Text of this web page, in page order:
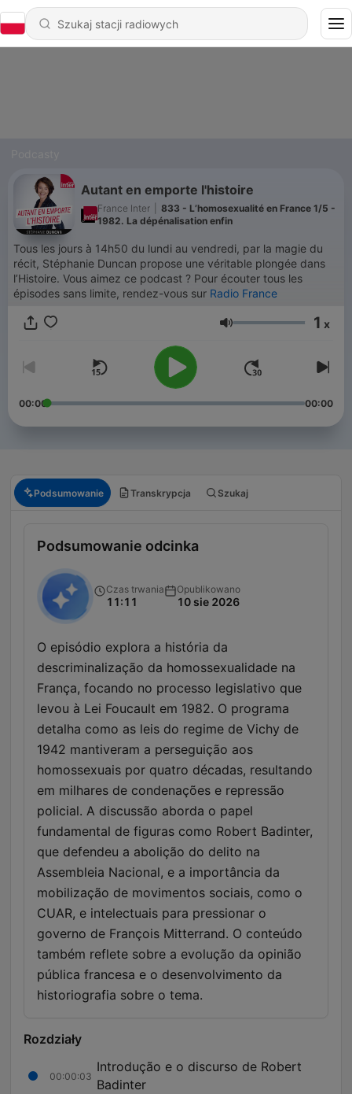
Autant en emporte l'histoire
France Inter
833 - L’homosexualité en France 1/5 -
1982. La dépénalisation enfin
Tous les jours à 14h50 du lundi au vendredi, par la magie du
récit, Stéphanie Duncan propose une véritable plongée dans
l’Histoire. Vous aimez ce podcast ? Pour écouter tous les
épisodes sans limite, rendez-vous sur Radio France
Głośność 1 x
00:00 00:00
Podsumowanie Transkrypcja Szukaj
Podsumowanie odcinka
Czas trwania
11:11
Opublikowano
10 sie 2026
O episódio explora a história da
descriminalização da homossexualidade na
França, focando no processo legislativo que
levou à Lei Foucault em 1982. O programa
detalha como as leis do regime de Vichy de
1942 mantiveram a perseguição aos
homossexuais por quatro décadas, resultando
em milhares de condenações e repressão
policial. A discussão aborda o papel
fundamental de figuras como Robert Badinter,
que defendeu a abolição do delito na
Assembleia Nacional, e a importância da
mobilização de movimentos sociais, como o
CUAR, e intelectuais para pressionar o
governo de François Mitterrand. O conteúdo
também reflete sobre a evolução da opinião
pública francesa e o desenvolvimento da
historiografia sobre o tema.
Rozdziały
00:00:03
Introdução e o discurso de Robert
Badinter